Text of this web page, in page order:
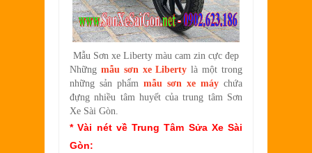
Mẫu Sơn xe Liberty màu cam zin cực đẹp
Những mẫu sơn xe Liberty là một trong
những sản phẩm mẫu sơn xe máy chứa
đựng nhiều tâm huyết của trung tâm Sơn
Xe Sài Gòn.
* Vài nét về Trung Tâm Sửa Xe Sài
Gòn: